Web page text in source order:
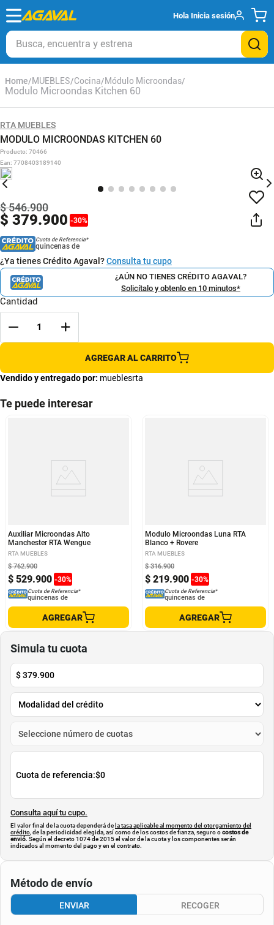
Hola Inicia sesión
Busca, encuentra y estrena
MUEBLES Cocina Módulo Microondas
Modulo Microondas Kitchen 60
RTA MUEBLES
MODULO MICROONDAS KITCHEN 60
Producto: 70466
Ean: 7708403189140
$ 379.900 -30%
$546.900
Cuota de Referencia*
quincenas de
¿Ya tienes Crédito Agaval?Consulta tu cupo
¿AÚN NO TIENES CRÉDITO AGAVAL?
Solicítalo y obtenlo en 10 minutos*
Cantidad
AGREGAR AL CARRITO
Vendido y entregado por: mueblesrta
Te puede interesar
Auxiliar Microondas Alto
Manchester RTA Wengue
RTA MUEBLES
$ 529.900 -30%
$ 762.900
Cuota de Referencia*
quincenas de
AGREGAR
Modulo Microondas Luna RTA
Blanco + Rovere
RTA MUEBLES
$ 219.900 -30%
$ 316.900
Cuota de Referencia*
quincenas de
AGREGAR
Simula tu cuota
$379.900
Cuota de referencia:$0
Consulta aquí tu cupo.
El valor final de la cuota dependerá de la tasa aplicable al momento del otorgamiento del
crédito , de la periodicidad elegida, así como de los costos de fianza, seguro ocostos de
envió. Según el decreto 1074 de 2015 el valor de la cuota y los componentes serán
indicados al momento del pago y en el contrato.
Método de envío
ENVIAR RECOGER